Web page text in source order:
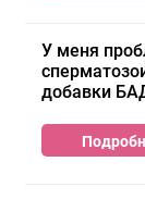
У меня
добавки